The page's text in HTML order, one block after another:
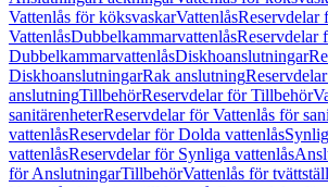
Vattenlås för köksvaskarVattenlåsReservdelar
VattenlåsDubbelkammarvattenlåsReservdelar
DubbelkammarvattenlåsDiskhoanslutningar
DiskhoanslutningarRak anslutning
anslutningTillbehörReservdelar för Tillbehör
sanitärenheterReservdelar för Vattenlås för
vattenlåsReservdelar för Dolda vattenlås
vattenlåsReservdelar för Synliga vattenlås
för AnslutningarTillbehörVattenlås för tvättställ